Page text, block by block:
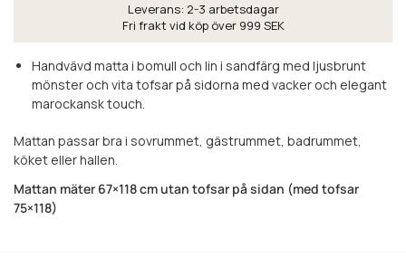
Leverans: 2-3 arbetsdagar
Fri frakt vid köp över 999 SEK
Handvävd matta i bomull och lin i sandfärg med ljusbrunt
mönster och vita tofsar på sidorna med vacker och elegant
marockansk touch.
Mattan passar bra i sovrummet, gästrummet, badrummet,
köket eller hallen.
Mattan mäter 67×118 cm utan tofsar på sidan (med tofsar
75×118)